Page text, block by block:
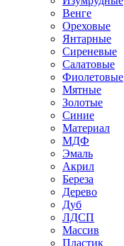
Венге
Ореховые
Янтарные
Сиреневые
Салатовые
Фиолетовые
Мятные
Золотые
Синие
Материал
МДФ
Эмаль
Акрил
Береза
Дерево
Дуб
ЛДСП
Массив
Пластик